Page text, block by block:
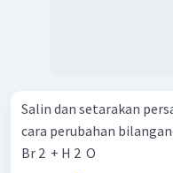
Salin dan setarakan
cara perubahan bilanganoksidasi! MnO 2 ​ +
Br 2 ​ + H 2 ​ O